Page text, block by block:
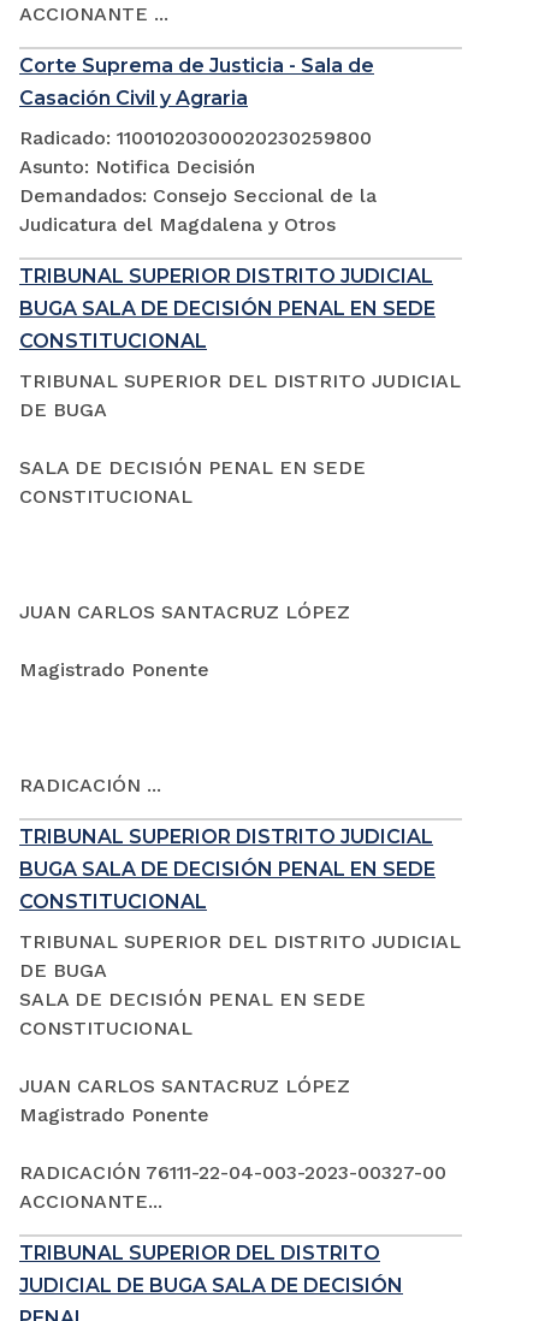
ACCIONANTE ...
Corte Suprema de Justicia - Sala de
Casación Civil y Agraria
Radicado: 11001020300020230259800
Asunto: Notifica Decisión
Demandados: Consejo Seccional de la
Judicatura del Magdalena y Otros
TRIBUNAL SUPERIOR DISTRITO JUDICIAL
BUGA SALA DE DECISIÓN PENAL EN SEDE
CONSTITUCIONAL
TRIBUNAL SUPERIOR DEL DISTRITO JUDICIAL
DE BUGA
SALA DE DECISIÓN PENAL EN SEDE
CONSTITUCIONAL
JUAN CARLOS SANTACRUZ LÓPEZ
Magistrado Ponente
RADICACIÓN ...
TRIBUNAL SUPERIOR DISTRITO JUDICIAL
BUGA SALA DE DECISIÓN PENAL EN SEDE
CONSTITUCIONAL
TRIBUNAL SUPERIOR DEL DISTRITO JUDICIAL
DE BUGA
SALA DE DECISIÓN PENAL EN SEDE
CONSTITUCIONAL
JUAN CARLOS SANTACRUZ LÓPEZ
Magistrado Ponente
RADICACIÓN 76111-22-04-003-2023-00327-00
ACCIONANTE...
TRIBUNAL SUPERIOR DEL DISTRITO
JUDICIAL DE BUGA SALA DE DECISIÓN